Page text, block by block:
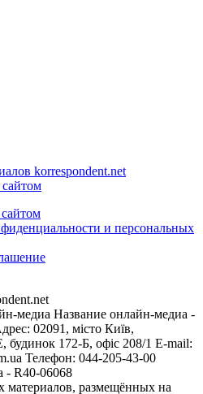
korrespondent.net
и персональных
медиа Название онлайн-медиа -
02091, місто Київ,
172-Б, офіс 208/1 E-mail:
Телефон: 044-205-43-00
- R40-06068
материалов, размещённых на